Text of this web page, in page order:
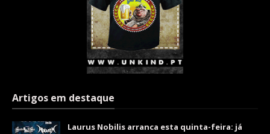
Artigos em destaque
Laurus Nobilis arranca esta quinta-feira: já